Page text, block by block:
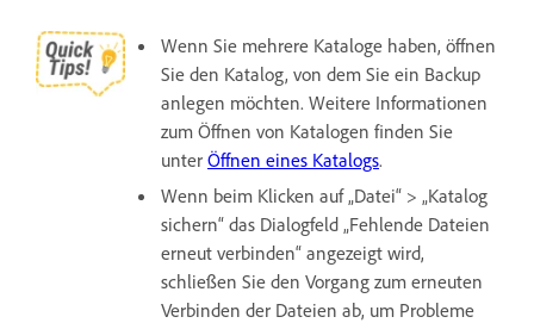
Wenn Sie mehrere Kataloge haben, öffnen
Sie den Katalog, von dem Sie ein Backup
anlegen möchten. Weitere Informationen
zum Öffnen von Katalogen finden Sie
unter Öffnen eines Katalogs.
Wenn beim Klicken auf „Datei“ > „Katalog
sichern“ das Dialogfeld „Fehlende Dateien
erneut verbinden“ angezeigt wird,
schließen Sie den Vorgang zum erneuten
Verbinden der Dateien ab, um Probleme